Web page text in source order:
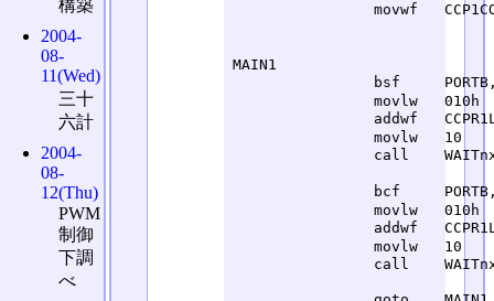
MAIN1						;	MAIN1
構築
2004-
08-
11(Wed)
三十
六計
2004-
08-
12(Thu)
PWM
制御
下調
べ